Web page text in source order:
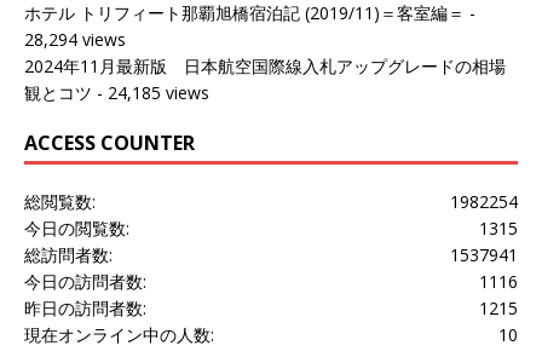
ホテル トリフィート那覇旭橋宿泊記 (2019/11)＝客室編＝ -
28,294 views
2024年11月最新版 日本航空国際線入札アップグレードの相場
観とコツ - 24,185 views
ACCESS COUNTER
1982254
総閲覧数:
1315
今日の閲覧数:
1537941
総訪問者数:
1116
今日の訪問者数:
1215
昨日の訪問者数:
10
現在オンライン中の人数: